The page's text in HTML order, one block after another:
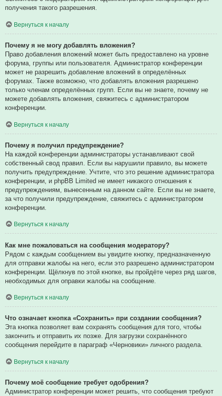
получения такого разрешения.
Вернуться к началу
Почему я не могу добавлять вложения?
Право добавления вложений может быть предоставлено на уровне
форума, группы или пользователя. Администратор конференции
может не разрешить добавление вложений в определённых
форумах. Также возможно, что добавлять вложения разрешено
только членам определённых групп. Если вы не знаете, почему не
можете добавлять вложения, свяжитесь с администратором
конференции.
Вернуться к началу
Почему я получил предупреждение?
На каждой конференции администраторы устанавливают свой
собственный свод правил. Если вы нарушили правило, вы можете
получить предупреждение. Учтите, что это решение администратора
конференции, и phpBB Limited не имеет никакого отношения к
предупреждениям, вынесенным на данном сайте. Если вы не знаете,
за что получили предупреждение, свяжитесь с администратором
конференции.
Вернуться к началу
Как мне пожаловаться на сообщения модератору?
Рядом с каждым сообщением вы увидите кнопку, предназначенную
для отправки жалобы на него, если это разрешено администратором
конференции. Щёлкнув по этой кнопке, вы пройдёте через ряд шагов,
необходимых для оправки жалобы на сообщение.
Вернуться к началу
Что означает кнопка «Сохранить» при создании сообщения?
Эта кнопка позволяет вам сохранять сообщения для того, чтобы
закончить и отправить их позже. Для загрузки сохранённого
сообщения перейдите в параграф «Черновики» личного раздела.
Вернуться к началу
Почему моё сообщение требует одобрения?
Администратор конференции может решить, что сообщения требуют